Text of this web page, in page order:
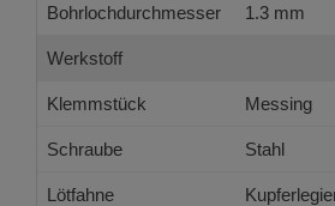
Bohrlochdurchmesser 1.3 mm
Werkstoff
Klemmstück Messing
Schraube Stahl
Lötfahne